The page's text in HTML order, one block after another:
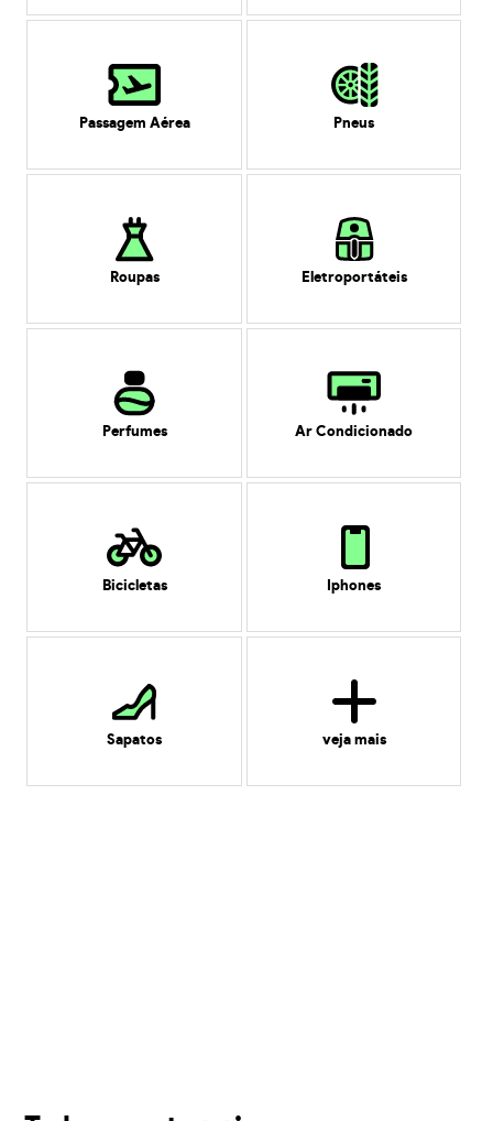
Passagem Aérea Pneus
Roupas Eletroportáteis
Perfumes Ar Condicionado
Bicicletas Iphones
Sapatos veja mais